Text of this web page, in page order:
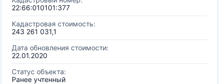
22:66:010101:377
Кадастровая стоимость:
243 261 031,1
Дата обновления стоимости:
22.01.2020
Статус объекта:
Ранее учтенный